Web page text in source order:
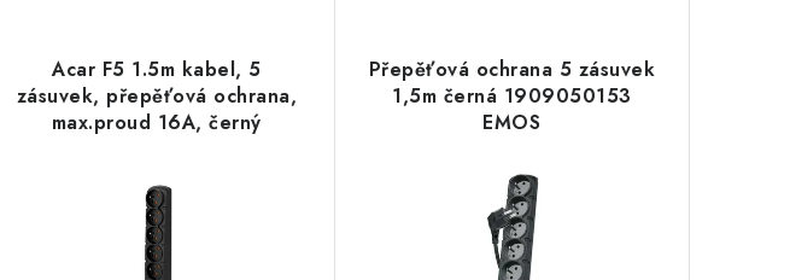
Acar F5 1.5m kabel, 5
zásuvek, přepěťová ochrana,
max.proud 16A, černý
Přepěťová ochrana 5 zásuvek
1,5m černá 1909050153
EMOS